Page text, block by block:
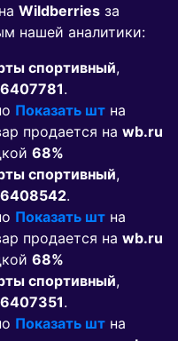
на Wildberries за
нашей аналитики:
спортивный,
.
Показать шт на
продается на wb.ru
68%
спортивный,
.
Показать шт на
продается на wb.ru
68%
спортивный,
.
Показать шт на